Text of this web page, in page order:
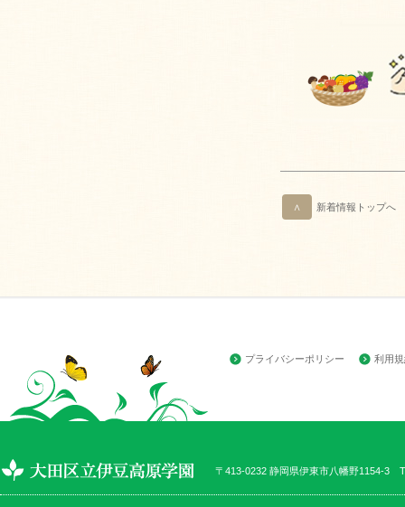
∧ 新着情報トップへ
プライバシーポリシー 利用
〒413-0232 静岡県伊東市八幡野1154-3